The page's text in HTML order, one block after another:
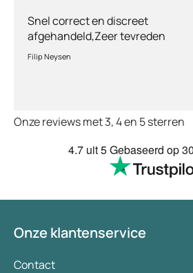
Snel correct en discreet
afgehandeld,Zeer tevreden
met de service en patiënt
vriendelijkheid.Vermoedelijk
Filip Neysen
Onze reviews met 3, 4 en 5 sterren
4.7uit 5Gebaseerd op
Onze klantenservice
Contact